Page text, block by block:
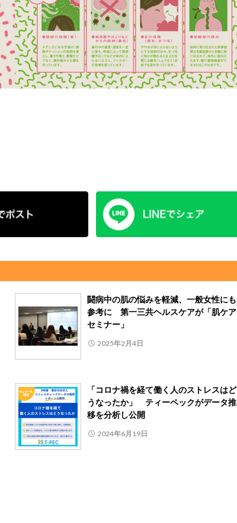
闘病中の肌の悩みを軽減、一般女性にも
参考に 第一三共ヘルスケアが「肌ケア
セミナー」
2025年2月4日
「コロナ禍を経て働く人のストレスはど
うなったか」 ティーペックがデータ推
移を分析し公開
2024年6月19日